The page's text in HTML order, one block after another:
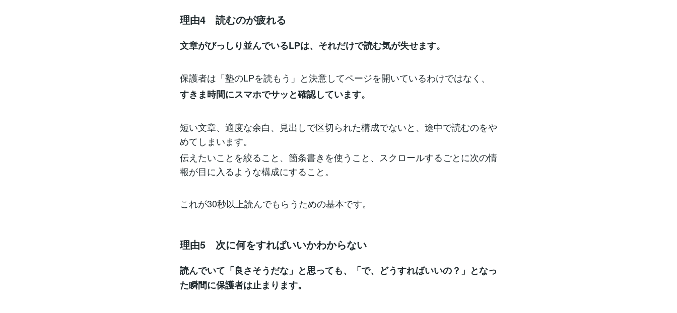
理由4 読むのが疲れる
文章がびっしり並んでいるLPは、それだけで読む気が失せます。
保護者は「塾のLPを読もう」と決意してページを開いているわけではなく、
すきま時間にスマホでサッと確認しています。
短い文章、適度な余白、見出しで区切られた構成でないと、途中で読むのをや
めてしまいます。
伝えたいことを絞ること、箇条書きを使うこと、スクロールするごとに次の情
報が目に入るような構成にすること。
これが30秒以上読んでもらうための基本です。
理由5 次に何をすればいいかわからない
読んでいて「良さそうだな」と思っても、「で、どうすればいいの？」となっ
た瞬間に保護者は止まります。